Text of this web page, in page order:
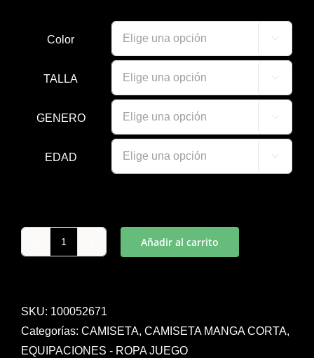
Color 
TALLA 
GENERO 
EDAD 
CAMISETA
M/C
cantidad
Añadir al carrito
SKU: 100052671
Categorías: CAMISETA, CAMISETA MANGA CORTA,
EQUIPACIONES - ROPA JUEGO